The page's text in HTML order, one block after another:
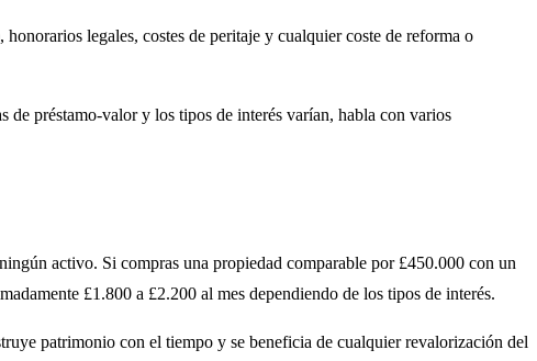
legales, costes de peritaje y cualquier coste de reforma o
préstamo-valor y los tipos de interés varían, habla con varios
activo. Si compras una propiedad comparable por £450.000 con un
£1.800 a £2.200 al mes dependiendo de los tipos de interés.
patrimonio con el tiempo y se beneficia de cualquier revalorización del